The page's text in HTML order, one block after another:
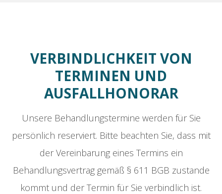
VERBINDLICHKEIT VON
TERMINEN UND
AUSFALLHONORAR
Unsere Behandlungstermine werden für Sie
persönlich reserviert. Bitte beachten Sie, dass mit
der Vereinbarung eines Termins ein
Behandlungsvertrag gemäß § 611 BGB zustande
kommt und der Termin für Sie verbindlich ist.